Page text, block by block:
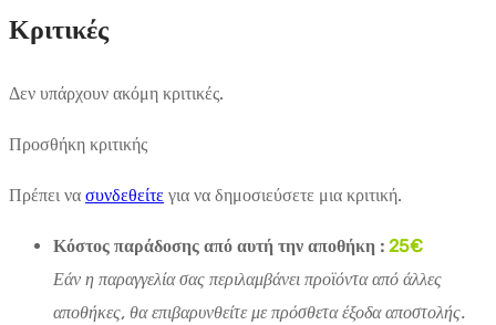
Κριτικές
Δεν υπάρχουν ακόμη κριτικές.
Προσθήκη κριτικής
Πρέπει να συνδεθείτε για να δημοσιεύσετε μια κριτική.
Κόστος παράδοσης από αυτή την αποθήκη : 25€
Εάν η παραγγελία σας περιλαμβάνει προϊόντα από άλλες
αποθήκες, θα επιβαρυνθείτε με πρόσθετα έξοδα αποστολής.